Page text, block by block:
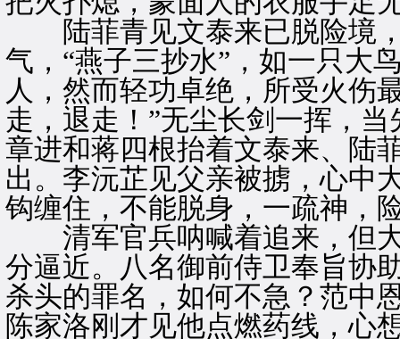
陆菲青见文泰来已脱险境，
气，“燕子三抄水”，如一只大
人，然而轻功卓绝，所受火伤
走，退走！”无尘长剑一挥，
章进和蒋四根抬着文泰来、陆
出。李沅芷见父亲被掳，心中
钩缠住，不能脱身，一疏神，
清军官兵呐喊着追来，但大
分逼近。八名御前侍卫奉旨协
杀头的罪名，如何不急？范中
陈家洛刚才见他点燃药线，心